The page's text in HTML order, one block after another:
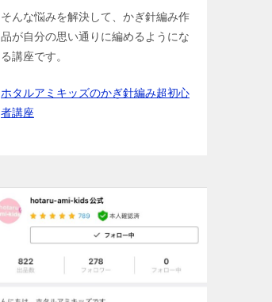
そんな悩みを解決して、かぎ針編み作
品が自分の思い通りに編めるようにな
る講座です。
ホタルアミキッズのかぎ針編み超初心
者講座